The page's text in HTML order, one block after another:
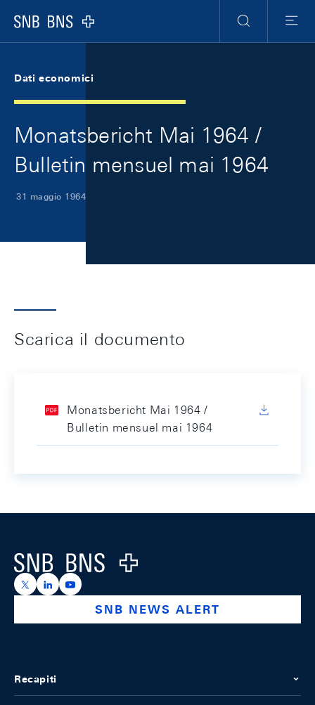
Logo
Ricerca
Menu
Dati economici
Monatsbericht Mai 1964 /
Bulletin mensuel mai 1964
31 maggio 1964
Scarica il documento
Monatsbericht Mai 1964 /
Bulletin mensuel mai 1964
Logo
https://x.com/snb_bns
https://ch.linkedin.com/company/swiss-national-
https://www.youtube.com/@swissnationalbank
SNB NEWS ALERT
Recapiti